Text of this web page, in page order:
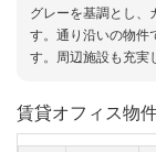
グレーを基調とし、
す。通り沿いの物件
す。周辺施設も充実
賃貸オフィス物